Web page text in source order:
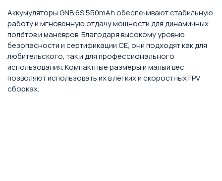
Аккумуляторы GNB 6S 550mAh обеспечивают стабильную
работу и мгновенную отдачу мощности для динамичных
полётов и маневров. Благодаря высокому уровню
безопасности и сертификации CE, они подходят как для
любительского, так и для профессионального
использования. Компактные размеры и малый вес
позволяют использовать их в лёгких и скоростных FPV
сборках.